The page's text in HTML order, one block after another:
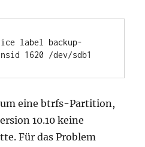
label backup-
1620 /dev/sdb1
um eine btrfs-Partition,
10.10 keine
Für das Problem